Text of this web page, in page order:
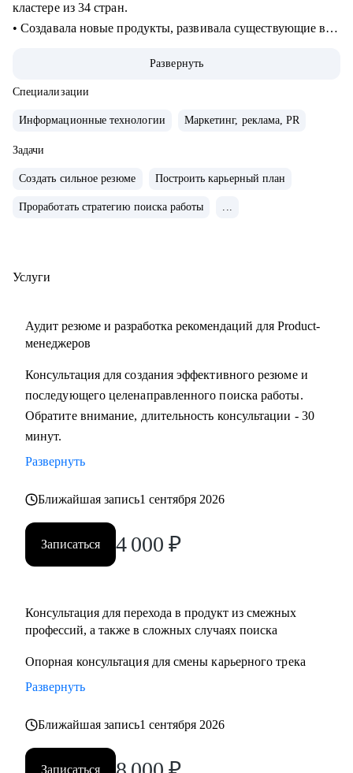
кластере из 34 стран.
• Создавала новые продукты, развивала существующие в
• Управляла портфелем из 30 продуктов.
• Помогаю стартапам.
С чем помогу:
• Проверить ваши скиллы и разработать план роста.
• Подготовить к собеседованиям, тестовым и самой работе.
ваших текущих скиллов.
• Найти зону кратного роста для вашего продукта, помочь
вашего продукта и бизнеса
Кому могу помочь:
• Начинающим карьеру продакта.
• Профессионалам из смежных отраслей (маркетинг,
развитие бизнеса, дизайн), переходящим в управление
продуктом.
• Владельцам стартапа.
Развернуть
Специализации
Информационные технологии Маркетинг, реклама, PR
Задачи
Создать сильное резюме Построить карьерный план
Проработать стратегию поиска работы ...
Услуги
Аудит резюме и разработка рекомендаций для Product-
менеджеров
Консультация для создания эффективного резюме и
последующего целенаправленного поиска работы.
Обратите внимание, длительность консультации - 30
минут.
Развернуть
Ближайшая запись1 сентября 2026
Записаться 4 000 ₽
Консультация для перехода в продукт из смежныx
профессий, а также в сложных случаях поиска
Опорная консультация для смены карьерного трека
Развернуть
Ближайшая запись1 сентября 2026
Записаться